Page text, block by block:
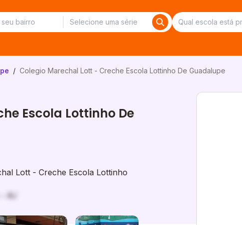
/ Colegio Marechal Lott - Creche Escola Lottinho De Guadalupe
Escola Lottinho De
Lott - Creche Escola Lottinho
RJ